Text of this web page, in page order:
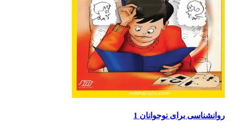
روانشناسی برای نوجوانان 1